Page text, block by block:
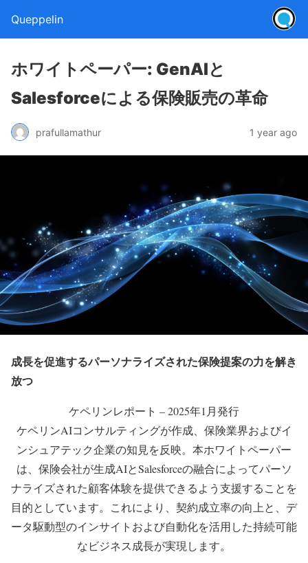
Queppelin
ホワイトペーパー: GenAIと
Salesforceによる保険販売の革命
prafullamathur 1 year ago
成長を促進するパーソナライズされた保険提案の力を解き
放つ
ケペリンレポート – 2025年1月発行
ケペリンAIコンサルティングが作成、保険業界およびイ
ンシュアテック企業の知見を反映。本ホワイトペーパー
は、保険会社が生成AIとSalesforceの融合によってパーソ
ナライズされた顧客体験を提供できるよう支援することを
目的としています。これにより、契約成立率の向上と、デ
ータ駆動型のインサイトおよび自動化を活用した持続可能
なビジネス成長が実現します。